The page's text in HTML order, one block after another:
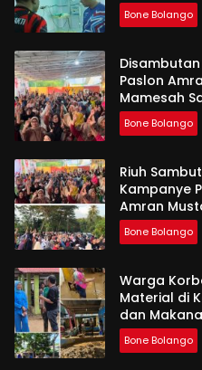
Bone Bolango
Paslon
Mamesah
Bone Bolango
Riuh
Kampanye
Amran
Bone Bolango
Warga
Material di
dan
Bone Bolango